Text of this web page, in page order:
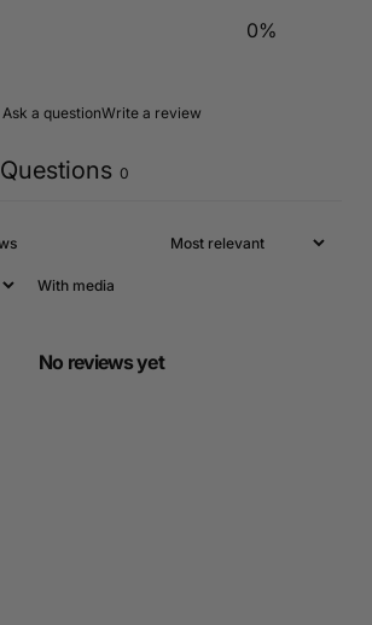
0%
Ask a questionWrite a review
Questions 0
With media
No reviews yet